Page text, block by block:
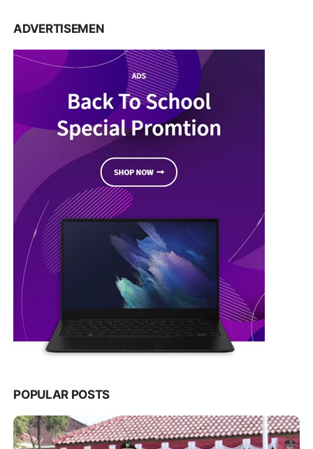
ADVERTISEMEN
POPULAR POSTS